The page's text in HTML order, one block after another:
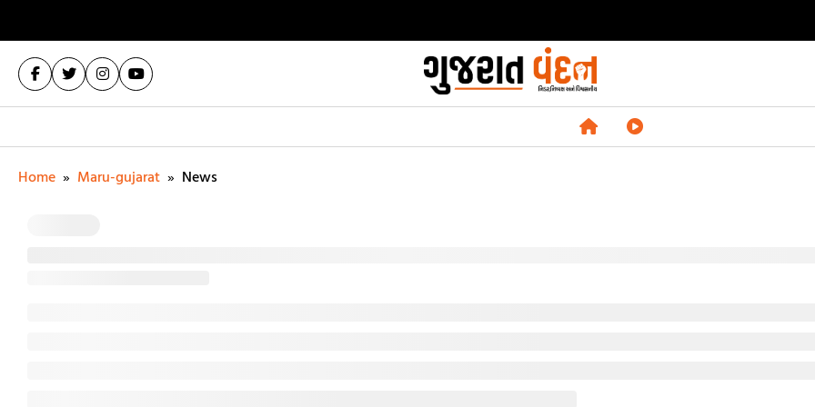
Home » Maru-gujarat » News